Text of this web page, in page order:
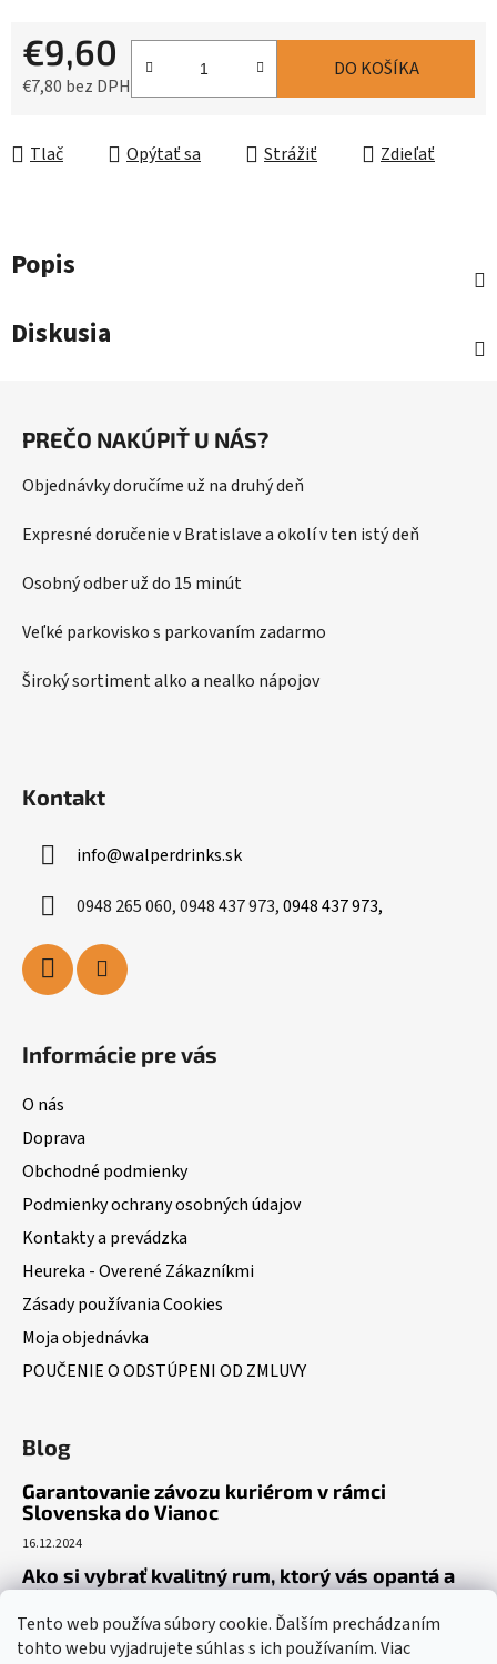
Tento web používa súbory cookie. Ďalším prechádzaním
tohto webu vyjadrujete súhlas s ich používaním. Viac
€9,60
€7,80 bez DPH
DO KOŠÍKA
Tlač Opýtať sa Strážiť Zdieľať
Popis
Diskusia
PREČO NAKÚPIŤ U NÁS?
Objednávky doručíme už na druhý deň
Expresné doručenie v Bratislave a okolí v ten istý deň
Osobný odber už do 15 minút
Veľké parkovisko s parkovaním zadarmo
Široký sortiment alko a nealko nápojov
Kontakt
info@walperdrinks.sk
0948 265 060, 0948 437 973,0948 437 973,
Informácie pre vás
O nás
Doprava
Obchodné podmienky
Podmienky ochrany osobných údajov
Kontakty a prevádzka
Heureka - Overené Zákazníkmi
Zásady používania Cookies
Moja objednávka
POUČENIE O ODSTÚPENI OD ZMLUVY
Blog
Garantovanie závozu kuriérom v rámci
Slovenska do Vianoc
16.12.2024
Ako si vybrať kvalitný rum, ktorý vás opantá a
už nepustí?
16.6.2023